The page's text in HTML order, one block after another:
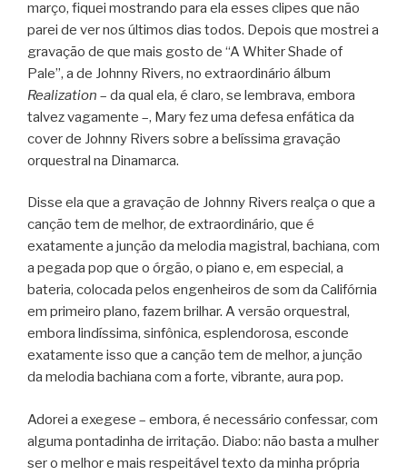
março, fiquei mostrando para ela esses clipes que não
parei de ver nos últimos dias todos. Depois que mostrei a
gravação de que mais gosto de “A Whiter Shade of
Pale”, a de Johnny Rivers, no extraordinário álbum
Realization – da qual ela, é claro, se lembrava, embora
talvez vagamente –, Mary fez uma defesa enfática da
cover de Johnny Rivers sobre a belíssima gravação
orquestral na Dinamarca.
Disse ela que a gravação de Johnny Rivers realça o que a
canção tem de melhor, de extraordinário, que é
exatamente a junção da melodia magistral, bachiana, com
a pegada pop que o órgão, o piano e, em especial, a
bateria, colocada pelos engenheiros de som da Califórnia
em primeiro plano, fazem brilhar. A versão orquestral,
embora lindíssima, sinfônica, esplendorosa, esconde
exatamente isso que a canção tem de melhor, a junção
da melodia bachiana com a forte, vibrante, aura pop.
Adorei a exegese – embora, é necessário confessar, com
alguma pontadinha de irritação. Diabo: não basta a mulher
ser o melhor e mais respeitável texto da minha própria